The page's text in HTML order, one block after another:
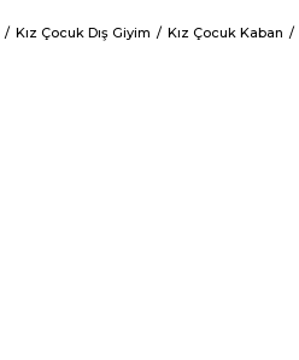
Kız Çocuk Dış Giyim Kız Çocuk Kaban